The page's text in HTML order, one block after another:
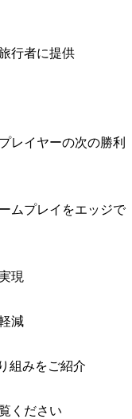
行者に提供
レイヤーの次の勝利
ムプレイをエッジで
現
減
組みをご紹介
ください